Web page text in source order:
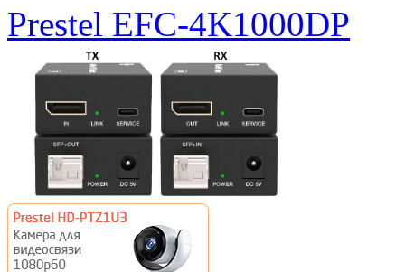
Prestel EFC-4K1000DP